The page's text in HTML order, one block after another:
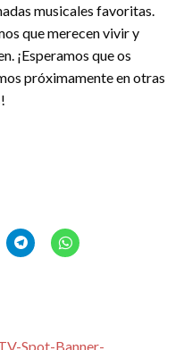
musicales favoritas.
que merecen vivir y
¡Esperamos que os
próximamente en otras
!